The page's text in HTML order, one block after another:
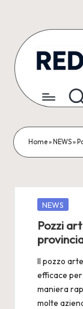
content
e
d
a
i
o
n
e
2
4
Redazionali
&
Stampa
Home» NEWS»
Posted
NEWS
Pozzi
Il pozzo
efficace
maniera
molte